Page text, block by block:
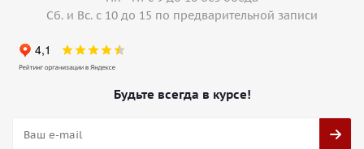
Сб. и Вс. с 10 до 15 по предварительной записи
Будьте всегда в курсе!